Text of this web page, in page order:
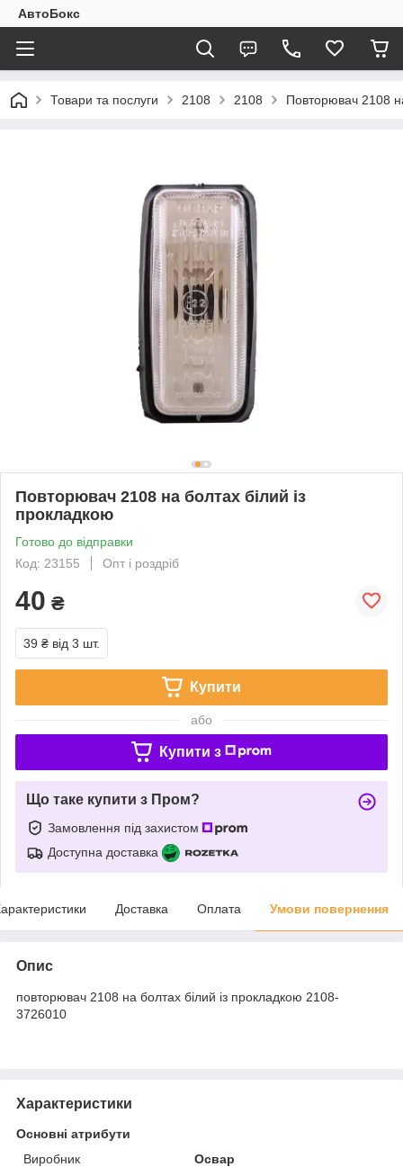
АвтоБокс
Товари та послуги 2108 2108 Повторювач 2108
Повторювач 2108 на болтах білий із
прокладкою
Готово до відправки
Код: 23155
Опт і роздріб
40 ₴
39 ₴ від 3 шт.
Купити
або
Купити з
Що таке купити з Пром?
Замовлення під захистом
Доступна доставка
Доставка Оплата Умови повернення
Опис
повторювач 2108 на болтах білий із прокладкою 2108-
3726010
Характеристики
Основні атрибути
Виробник
Освар